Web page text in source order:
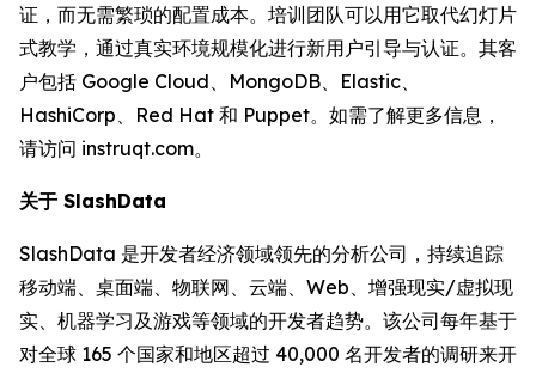
证，而无需繁琐的配置成本。培训团队可以用它取代幻灯片
式教学，通过真实环境规模化进行新用户引导与认证。其客
户包括 Google Cloud、MongoDB、Elastic、
HashiCorp、Red Hat 和 Puppet。如需了解更多信息，
请访问 instruqt.com。
关于 SlashData
SlashData 是开发者经济领域领先的分析公司，持续追踪
移动端、桌面端、物联网、云端、Web、增强现实/虚拟现
实、机器学习及游戏等领域的开发者趋势。该公司每年基于
对全球 165 个国家和地区超过 40,000 名开发者的调研来开